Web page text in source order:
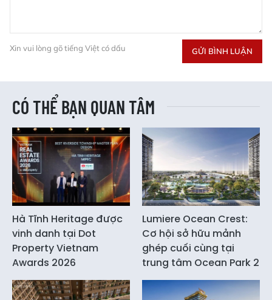
Xin vui lòng gõ tiếng Việt có dấu GỬI BÌNH LUẬN
CÓ THỂ BẠN QUAN TÂM
Hà Tĩnh Heritage được
vinh danh tại Dot
Property Vietnam
Awards 2026
Lumiere Ocean Crest:
Cơ hội sở hữu mảnh
ghép cuối cùng tại
trung tâm Ocean Park 2